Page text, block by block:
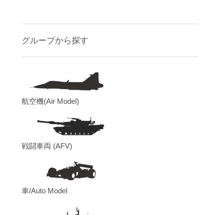
グループから探す
航空機(Air Model)
戦闘車両 (AFV)
車/Auto Model